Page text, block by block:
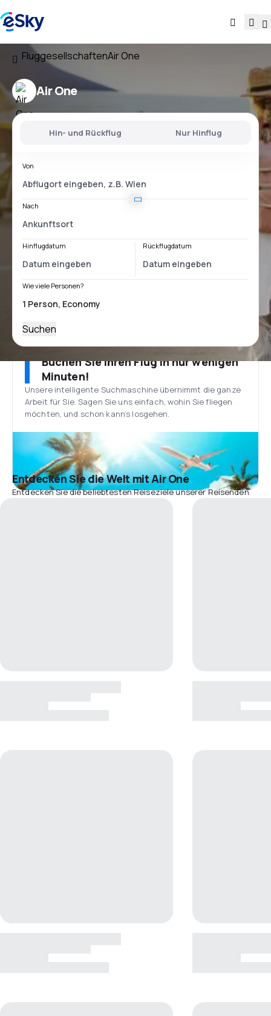
FluggesellschaftenAir One
Air One
Hin- und Rückflug Nur Hinflug
Von
Nach
Hinflugdatum Rückflugdatum
Wie viele Personen?
Suchen
Buchen Sie Ihren Flug in nur wenigen
Minuten!
Unsere intelligente Suchmaschine übernimmt die ganze
Arbeit für Sie. Sagen Sie uns einfach, wohin Sie fliegen
möchten, und schon kann’s losgehen.
Entdecken Sie die Welt mit Air One
Entdecken Sie die beliebtesten Reiseziele unserer Reisenden